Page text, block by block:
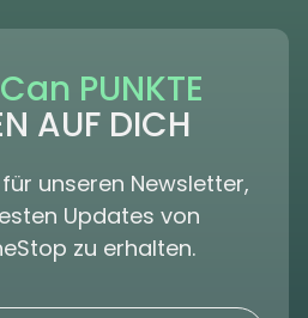
PUNKTE
AUF DICH
unseren Newsletter,
Updates von
zu erhalten.